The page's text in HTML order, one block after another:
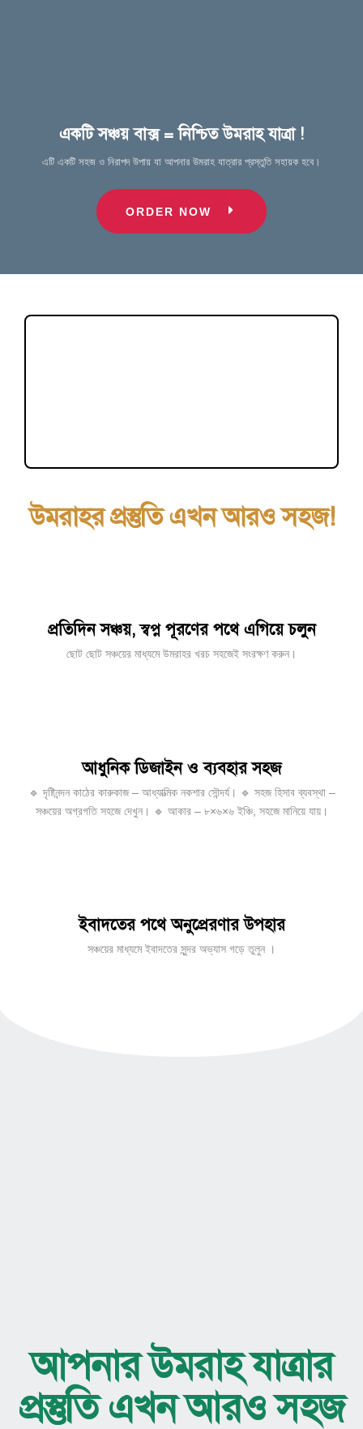
একটি সঞ্চয় বাক্স = নিশ্চিত উমরাহ যাত্রা !
এটি একটি সহজ ও নিরাপদ উপায় যা আপনার উমরাহ যাত্রার প্রস্তুতি সহায়ক হবে।
ORDER NOW
প্রতিদিন সঞ্চয়, স্বপ্ন পূরণের পথে এগিয়ে চলুন
আধুনিক ডিজাইন ও ব্যবহার সহজ